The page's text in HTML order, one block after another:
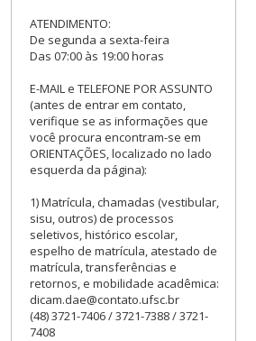
ATENDIMENTO:
De segunda a sexta-feira
Das 07:00 às 19:00 horas
E-MAIL e TELEFONE POR ASSUNTO
(antes de entrar em contato,
verifique se as informações que
você procura encontram-se em
ORIENTAÇÕES, localizado no lado
esquerda da página):
1) Matrícula, chamadas (vestibular,
sisu, outros) de processos
seletivos, histórico escolar,
espelho de matrícula, atestado de
matrícula, transferências e
retornos, e mobilidade acadêmica:
dicam.dae@contato.ufsc.br
(48) 3721-7406 / 3721-7388 / 3721-
7408